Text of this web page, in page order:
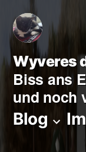
Zum
Inhalt
springen
Wyveres
Biss ans
und noch
Blog